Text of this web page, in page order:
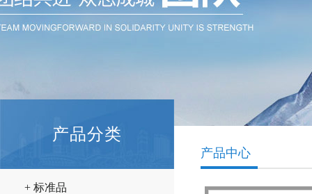
产品分类
+ 标准品
产品中心